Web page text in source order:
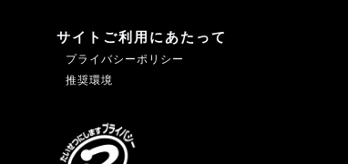
サイトご利用にあたって
プライバシーポリシー
推奨環境